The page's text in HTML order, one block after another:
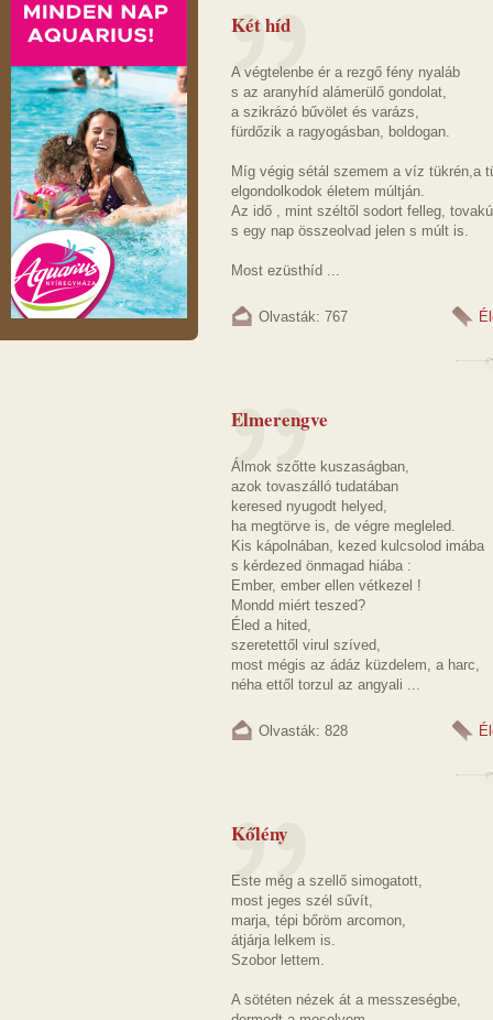
Két híd
A végtelenbe ér a rezgő fény nyaláb
s az aranyhíd alámerülő gondolat,
a szikrázó bűvölet és varázs,
fürdőzik a ragyogásban, boldogan.
Míg végig sétál szemem a víz tükrén,a
elgondolkodok életem múltján.
Az idő , mint széltől sodort felleg,
s egy nap összeolvad jelen s múlt is.
Most ezüsthíd ...
Olvasták: 767
Elmerengve
Álmok szőtte kuszaságban,
azok tovaszálló tudatában
keresed nyugodt helyed,
ha megtörve is, de végre megleled.
Kis kápolnában, kezed kulcsolod imába
s kérdezed önmagad hiába :
Ember, ember ellen vétkezel !
Mondd miért teszed?
Éled a hited,
szeretettől virul szíved,
most mégis az ádáz küzdelem, a harc,
néha ettől torzul az angyali ...
Olvasták: 828
Kőlény
Este még a szellő simogatott,
most jeges szél sűvít,
marja, tépi bőröm arcomon,
átjárja lelkem is.
Szobor lettem.
A sötéten nézek át a messzeségbe,